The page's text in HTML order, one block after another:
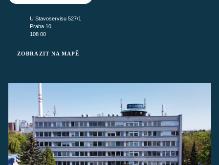
U Stavoservisu 527/1
Praha 10
108 00
ZOBRAZIT NA MAPĚ